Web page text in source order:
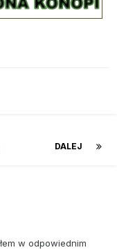
DALEJ
w odpowiednim